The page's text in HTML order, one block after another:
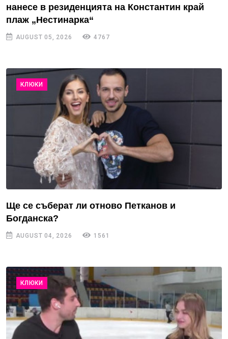
нанесе в резиденцията на Константин край
плаж „Нестинарка“
AUGUST 05, 2026 4767
КЛЮКИ
Ще се съберат ли отново Петканов и
Богданска?
AUGUST 04, 2026 1561
КЛЮКИ